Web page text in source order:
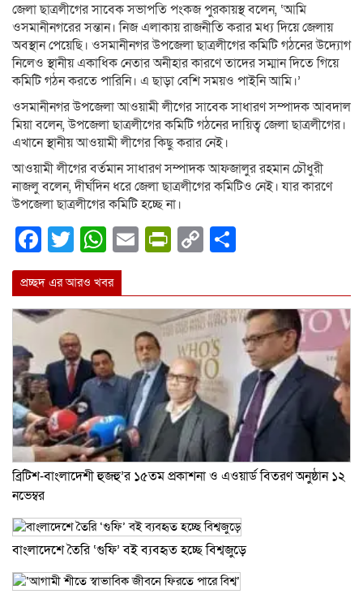
জেলা ছাত্রলীগের সাবেক সভাপতি পংকজ পুরকায়স্থ বলেন, ‘আমি
ওসমানীনগরের সন্তান। নিজ এলাকায় রাজনীতি করার মধ্য দিয়ে জেলায়
অবস্থান পেয়েছি। ওসমানীনগর উপজেলা ছাত্রলীগের কমিটি গঠনের উদ্যোগ
নিলেও স্থানীয় একাধিক নেতার অনীহার কারণে তাদের সম্মান দিতে গিয়ে
কমিটি গঠন করতে পারিনি। এ ছাড়া বেশি সময়ও পাইনি আমি।’
ওসমানীনগর উপজেলা আওয়ামী লীগের সাবেক সাধারণ সম্পাদক আবদাল
মিয়া বলেন, উপজেলা ছাত্রলীগের কমিটি গঠনের দায়িত্ব জেলা ছাত্রলীগের।
এখানে স্থানীয় আওয়ামী লীগের কিছু করার নেই।
আওয়ামী লীগের বর্তমান সাধারণ সম্পাদক আফজালুর রহমান চৌধুরী
নাজলু বলেন, দীর্ঘদিন ধরে জেলা ছাত্রলীগের কমিটিও নেই। যার কারণে
উপজেলা ছাত্রলীগের কমিটি হচ্ছে না।
Facebook
Twitter
WhatsApp
EmailPrintFriendly
Copy
প্রচ্ছদ এর আরও খবর
ব্রিটিশ-বাংলাদেশী হুজহু’র ১৫তম প্রকাশনা ও এওয়ার্ড বিতরণ অনুষ্ঠান ১২
নভেম্বর
বাংলাদেশে তৈরি ‘গুফি’ বই ব্যবহৃত হচ্ছে বিশ্বজুড়ে